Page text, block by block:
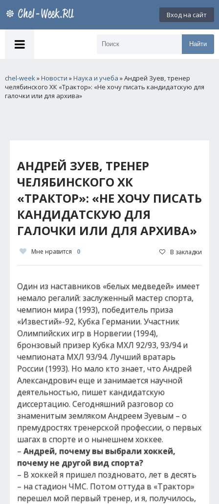
Вход на сайт
Найти
chel-week»Новости »Наука и учеба » Андрей Зуев, тренер
челябинского ХК «Трактор»: «Не хочу писать кандидатскую для
галочки или для архива»
АНДРЕЙ ЗУЕВ, ТРЕНЕР
ЧЕЛЯБИНСКОГО ХК
«ТРАКТОР»: «НЕ ХОЧУ ПИСАТЬ
КАНДИДАТСКУЮ ДЛЯ
ГАЛОЧКИ ИЛИ ДЛЯ АРХИВА»
Мне нравится 0 В закладки
Один из наставников «белых медведей» имеет
немало регалий: заслуженный мастер спорта,
чемпион мира (1993), победитель приза
«Известий»-92, Кубка Германии. Участник
Олимпийских игр в Норвегии (1994),
бронзовый призер Кубка МХЛ 92/93, 93/94 и
чемпионата МХЛ 93/94. Лучший вратарь
России (1993). Но мало кто знает, что Андрей
Александрович еще и занимается научной
деятельностью, пишет кандидатскую
диссертацию. Сегодняшний разговор со
знаменитым земляком Андреем Зуевым – о
премудростях тренерской профессии, о первых
шагах в спорте и о нынешнем хоккее.
– Андрей, почему вы выбрали хоккей,
почему не другой вид спорта?
– В хоккей я пришел поздновато, лет в десять
– на стадион ЧМС. Потом оттуда в «Трактор»
перешел мой первый тренер, и я, получилось,